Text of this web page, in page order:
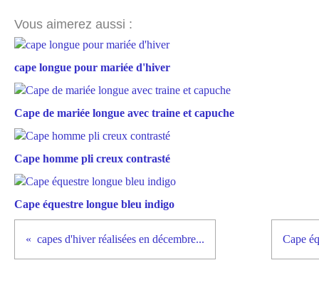
Vous aimerez aussi :
cape longue pour mariée d'hiver
Cape de mariée longue avec traine et capuche
Cape homme pli creux contrasté
Cape équestre longue bleu indigo
capes d'hiver réalisées en décembre... Cape